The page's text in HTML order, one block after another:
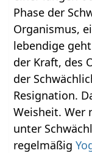
Phase der
Organismus,
lebendige
der Kraft, des
der
Resignation.
Weisheit. Wer
unter
regelmäßig